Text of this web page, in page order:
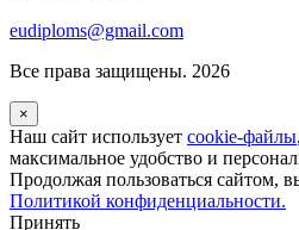
eudiploms@gmail.com
Все права защищены. 2026
×
Наш сайт использует cookie-файлы
максимальное удобство и
Продолжая пользоваться сайтом,
Политикой конфиденциальности.
Принять